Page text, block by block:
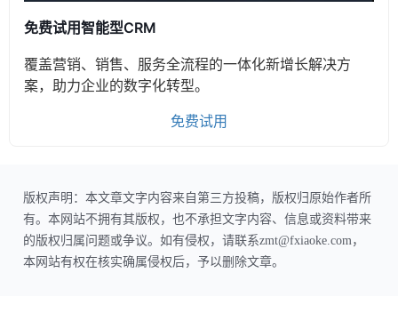
免费试用智能型CRM
覆盖营销、销售、服务全流程的一体化新增长解决方
案，助力企业的数字化转型。
免费试用
版权声明：本文章文字内容来自第三方投稿，版权归原始作者所
有。本网站不拥有其版权，也不承担文字内容、信息或资料带来
的版权归属问题或争议。如有侵权，请联系zmt@fxiaoke.com，
本网站有权在核实确属侵权后，予以删除文章。